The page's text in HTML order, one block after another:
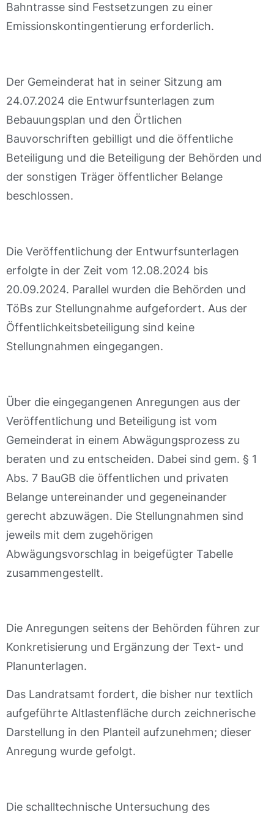
Bahntrasse sind Festsetzungen zu einer
Emissionskontingentierung erforderlich.
Der Gemeinderat hat in seiner Sitzung am
24.07.2024 die Entwurfsunterlagen zum
Bebauungsplan und den Örtlichen
Bauvorschriften gebilligt und die öffentliche
Beteiligung und die Beteiligung der Behörden und
der sonstigen Träger öffentlicher Belange
beschlossen.
Die Veröffentlichung der Entwurfsunterlagen
erfolgte in der Zeit vom 12.08.2024 bis
20.09.2024. Parallel wurden die Behörden und
TöBs zur Stellungnahme aufgefordert. Aus der
Öffentlichkeitsbeteiligung sind keine
Stellungnahmen eingegangen.
Über die eingegangenen Anregungen aus der
Veröffentlichung und Beteiligung ist vom
Gemeinderat in einem Abwägungsprozess zu
beraten und zu entscheiden. Dabei sind gem. § 1
Abs. 7 BauGB die öffentlichen und privaten
Belange untereinander und gegeneinander
gerecht abzuwägen. Die Stellungnahmen sind
jeweils mit dem zugehörigen
Abwägungsvorschlag in beigefügter Tabelle
zusammengestellt.
Die Anregungen seitens der Behörden führen zur
Konkretisierung und Ergänzung der Text- und
Planunterlagen.
Das Landratsamt fordert, die bisher nur textlich
aufgeführte Altlastenfläche durch zeichnerische
Darstellung in den Planteil aufzunehmen; dieser
Anregung wurde gefolgt.
Die schalltechnische Untersuchung des